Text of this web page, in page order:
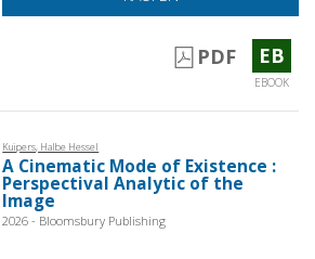
PDF EB
EBOOK
Kuipers, Halbe Hessel
A Cinematic Mode of Existence :
Perspectival Analytic of the
Image
2026 - Bloomsbury Publishing